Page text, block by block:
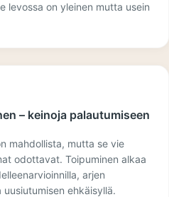
levossa on yleinen mutta usein
– keinoja palautumiseen
mahdollista, mutta se vie
odottavat. Toipuminen alkaa
arjen
ehkäisyllä.